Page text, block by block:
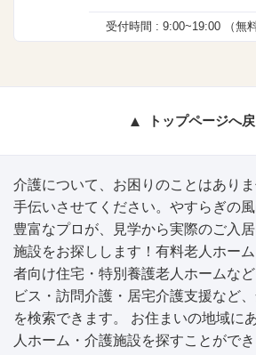
受付時間 : 9:00~19:00（無料
トップページへ
介護について、お困りのことはあり
手伝いさせてください。やすらぎの
豊富なプロが、見学から実際のご入
施設をお探しします！有料老人ホー
者向け住宅・特別養護老人ホームな
ビス・訪問介護・居宅介護支援など
を検索できます。 お住まいの地域に
人ホーム・介護施設を探すことがで